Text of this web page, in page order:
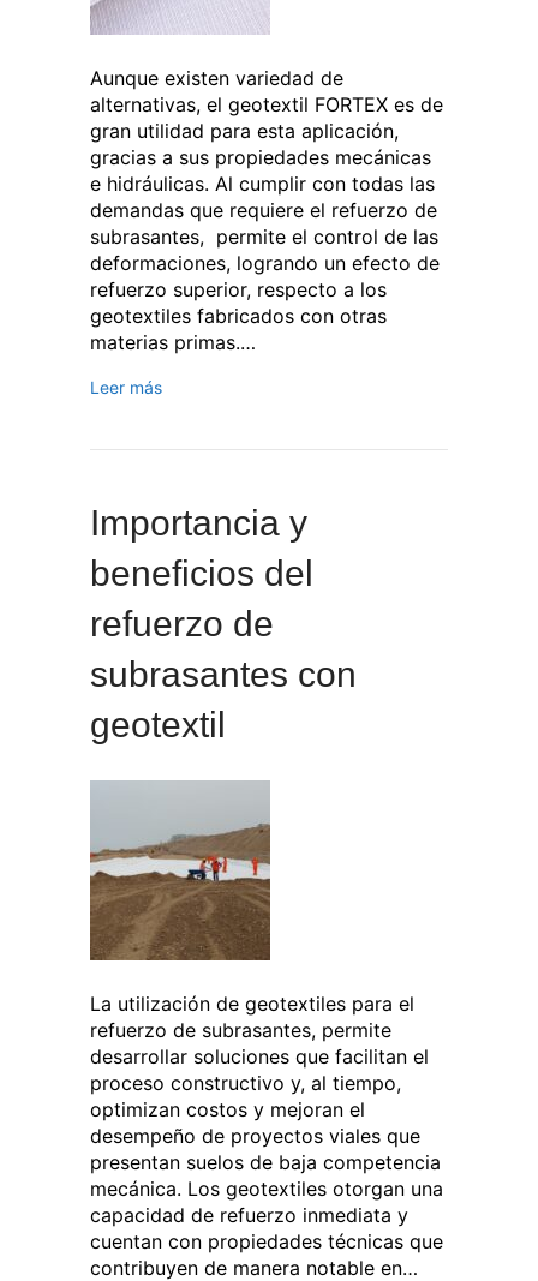
Aunque existen variedad de
alternativas, el geotextil FORTEX es de
gran utilidad para esta aplicación,
gracias a sus propiedades mecánicas
e hidráulicas. Al cumplir con todas las
demandas que requiere el refuerzo de
subrasantes, permite el control de las
deformaciones, logrando un efecto de
refuerzo superior, respecto a los
geotextiles fabricados con otras
materias primas.…
Leer más
Importancia y
beneficios del
refuerzo de
subrasantes con
geotextil
La utilización de geotextiles para el
refuerzo de subrasantes, permite
desarrollar soluciones que facilitan el
proceso constructivo y, al tiempo,
optimizan costos y mejoran el
desempeño de proyectos viales que
presentan suelos de baja competencia
mecánica. Los geotextiles otorgan una
capacidad de refuerzo inmediata y
cuentan con propiedades técnicas que
contribuyen de manera notable en…